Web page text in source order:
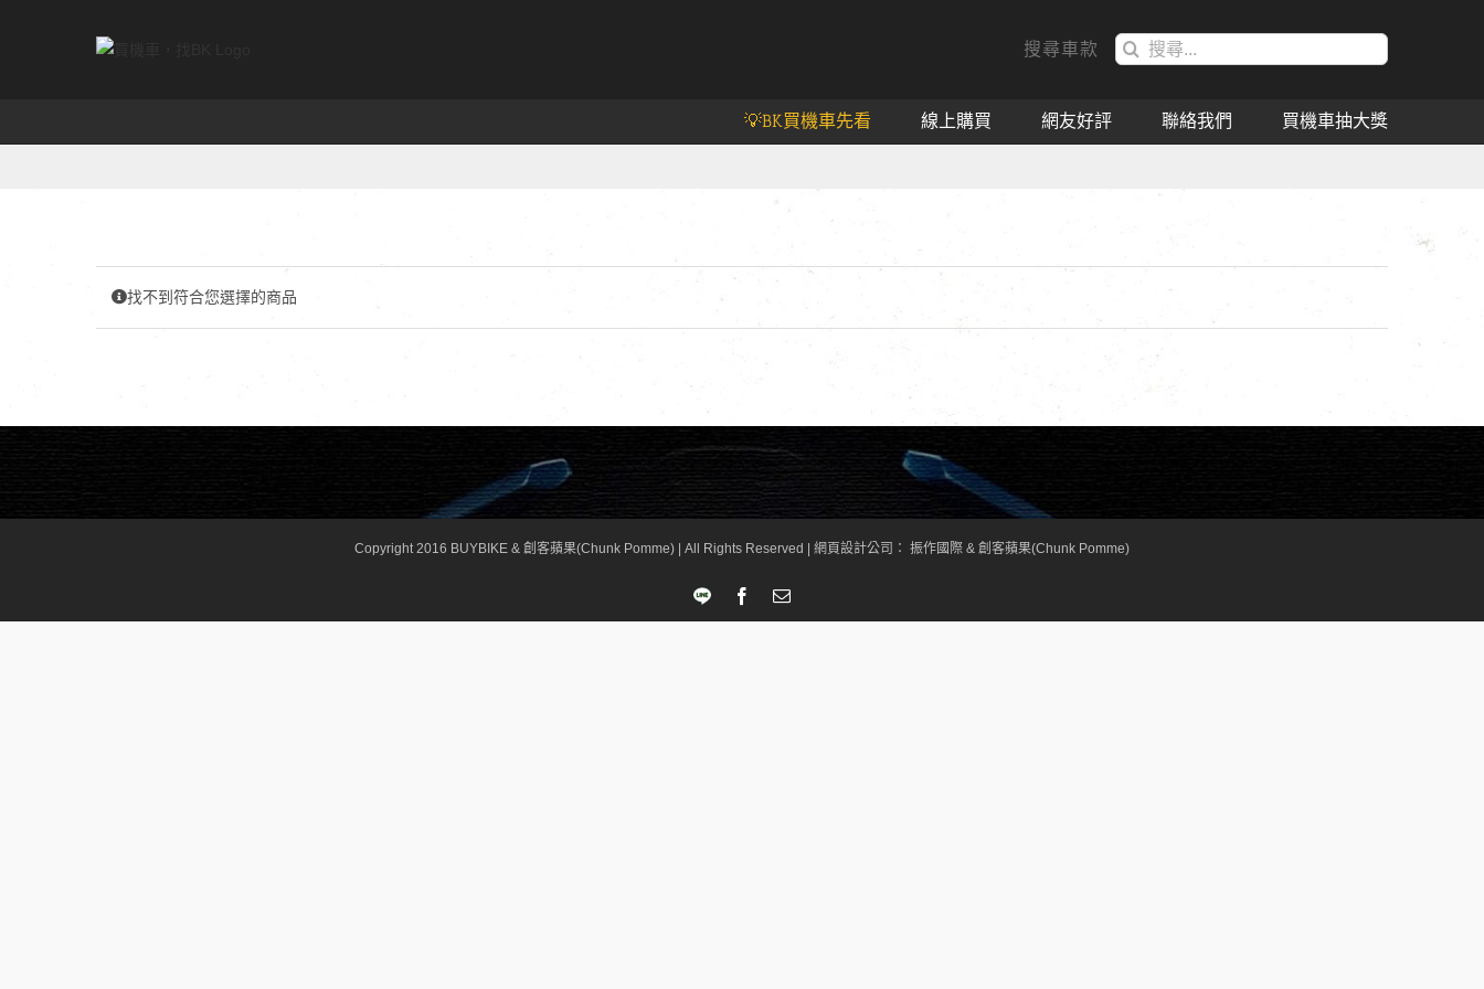
搜尋車款
搜
💡BK買機車先看 線上購買 網友好評 聯絡我們 買機車抽大獎
找不到符合您選擇的商品
Copyright 2016 BUYBIKE & 創客蘋果(Chunk Pomme) | All Rights Reserved | 網頁設計公司 ： 振作國際 & 創客蘋果(Chunk Pomme)
LINE FacebookEmail: